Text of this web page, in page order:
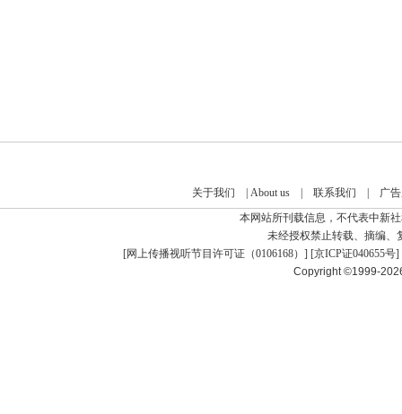
关于我们 About us| 联系我们
广
本网站所刊载信息，不代表中新
未经授权禁止转载、摘编、
[网上传播视听节目许可证（0106168） ] [京ICP证040655号]
Copyright ©1999-